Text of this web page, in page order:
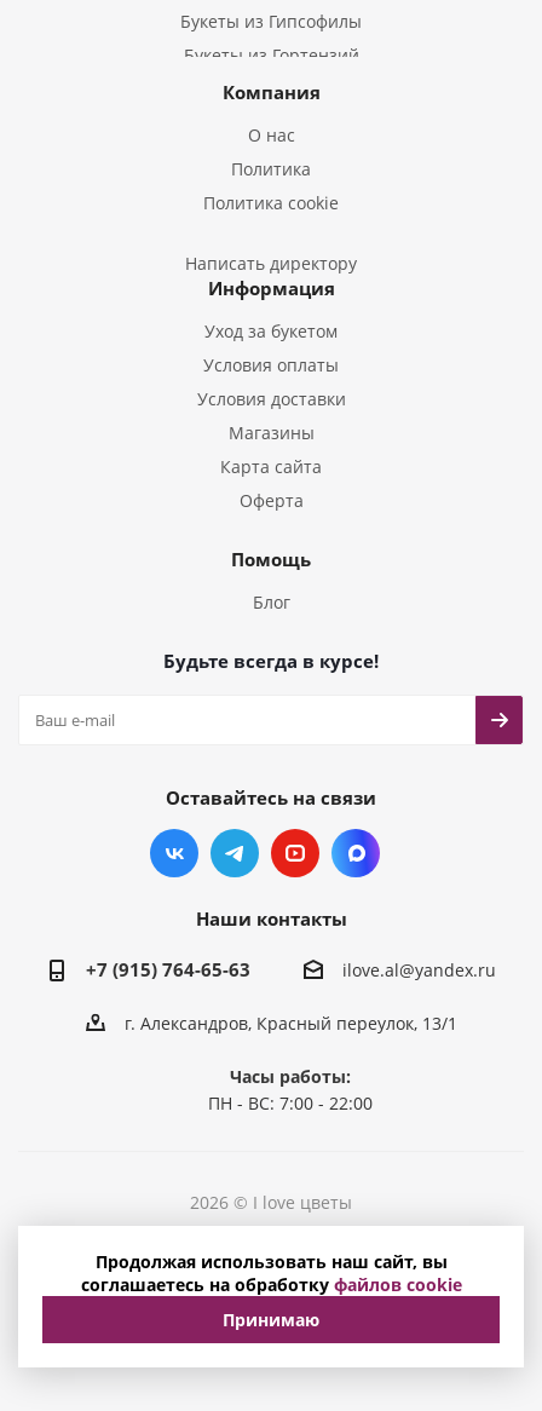
Букеты из Гипсофилы
Букеты из Гортензий
Букеты из Ирисов
Букеты из Эустом
Букеты из Гладиолусов
Букеты из Тюльпанов
Компания
О нас
Политика
Политика cookie
Написать директору
Информация
Уход за букетом
Условия оплаты
Условия доставки
Магазины
Карта сайта
Оферта
Помощь
Блог
Будьте всегда в курсе!
Оставайтесь на связи
Наши контакты
+7 (915) 764-65-63 ilove.al@yandex.ru
г. Александров, Красный переулок, 13/1
Часы работы:
ПН - ВС: 7:00 - 22:00
2026 © I love цветы
Политика конфиденциальности
Соглашение на обработку персональных данных
Продолжая использовать наш сайт, вы
соглашаетесь на обработку файлов cookie
Принимаю